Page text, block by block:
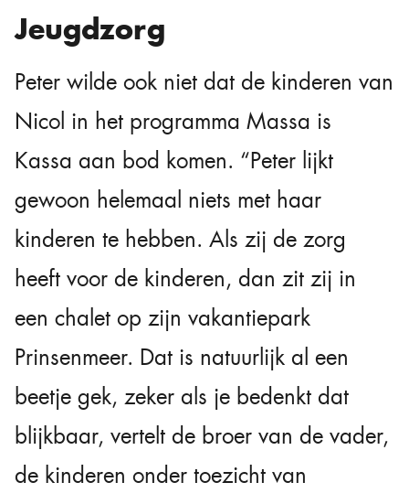
Jeugdzorg
Peter wilde ook niet dat de kinderen van
Nicol in het programma Massa is
Kassa aan bod komen. “Peter lijkt
gewoon helemaal niets met haar
kinderen te hebben. Als zij de zorg
heeft voor de kinderen, dan zit zij in
een chalet op zijn vakantiepark
Prinsenmeer. Dat is natuurlijk al een
beetje gek, zeker als je bedenkt dat
blijkbaar, vertelt de broer van de vader,
de kinderen onder toezicht van